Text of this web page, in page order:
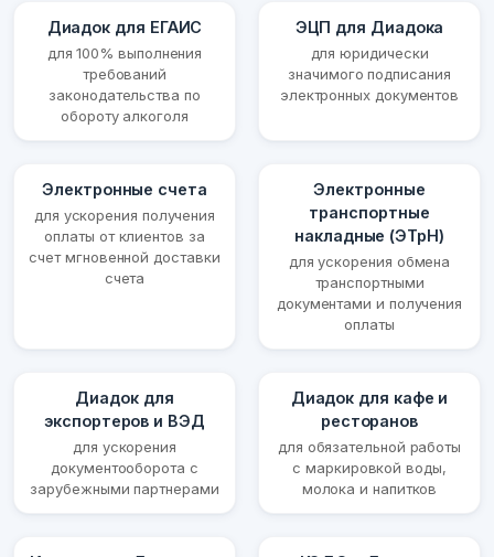
Диадок для ЕГАИС
для 100% выполнения
требований
законодательства по
обороту алкоголя
ЭЦП для Диадока
для юридически
значимого подписания
электронных документов
Электронные счета
для ускорения получения
оплаты от клиентов за
счет мгновенной доставки
счета
Электронные
транспортные
накладные (ЭТрН)
для ускорения обмена
транспортными
документами и получения
оплаты
Диадок для
экспортеров и ВЭД
для ускорения
документооборота с
зарубежными партнерами
Диадок для кафе и
ресторанов
для обязательной работы
с маркировкой воды,
молока и напитков